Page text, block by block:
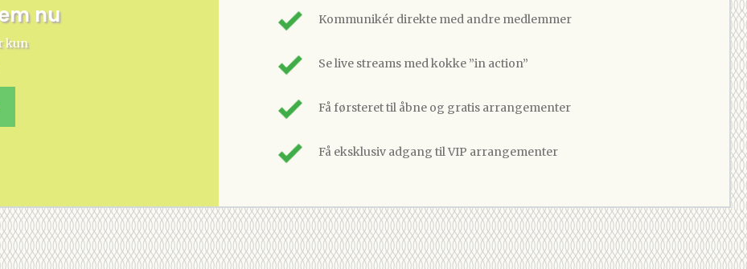
nu
kun
Kommunikér direkte med andre medlemmer
Se live streams med kokke ”in action”
Få førsteret til åbne og gratis arrangementer
Få eksklusiv adgang til VIP arrangementer